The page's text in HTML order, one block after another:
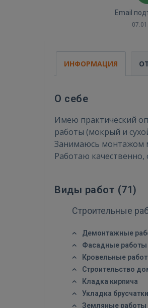
Email
ИНФОРМАЦИЯ
О себе
Имею практический
работы (мокрый и
Занимаюсь монтажом
Работаю качественно,
Виды работ (71)
Строительные
Демонтажные
Фасадные работы
Кровельные
Строительство
Кладка кирпича
Укладка брусчатки
Земляные работы